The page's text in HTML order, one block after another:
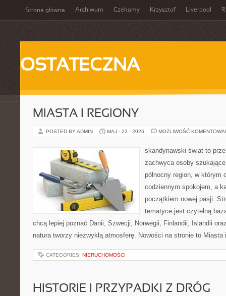
Strona główna Archiwum Czekamy Krzysztof Liverpool
OSTATECZNA
MIASTA I REGIONY
POSTED BY ADMIN MAJ - 22 - 2026 MOŻLIWOŚĆ
skandynawski świat to
zachwyca osoby
północny region, w
codziennym spokojem, a
początkiem nowej pasji.
tematyce jest czytelną
chcą lepiej poznać Danii, Szwecji, Norwegii, Finlandii, Islandii
natura tworzy niezwykłą atmosferę. Nowości na stronie to
CATEGORIES: NIERUCHOMOŚCI
HISTORIE I PRZYPADKI Z DRÓG